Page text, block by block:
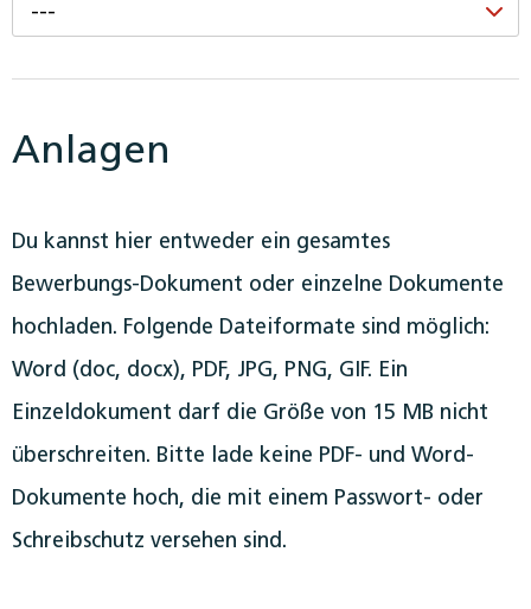
---
Anlagen
Du kannst hier entweder ein gesamtes
Bewerbungs-Dokument oder einzelne Dokumente
hochladen. Folgende Dateiformate sind möglich:
Word (doc, docx), PDF, JPG, PNG, GIF. Ein
Einzeldokument darf die Größe von 15 MB nicht
überschreiten. Bitte lade keine PDF- und Word-
Dokumente hoch, die mit einem Passwort- oder
Schreibschutz versehen sind.